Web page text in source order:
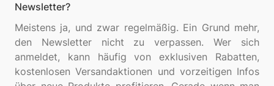
Newsletter?
Meistens ja, und zwar regelmäßig. Ein Grund mehr,
den Newsletter nicht zu verpassen. Wer sich
anmeldet, kann häufig von exklusiven Rabatten,
kostenlosen Versandaktionen und vorzeitigen Infos